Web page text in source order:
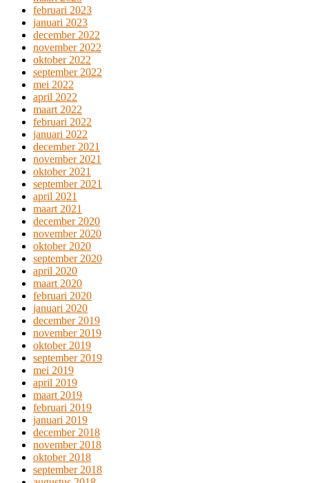
februari 2023
januari 2023
december 2022
november 2022
oktober 2022
september 2022
mei 2022
april 2022
maart 2022
februari 2022
januari 2022
december 2021
november 2021
oktober 2021
september 2021
april 2021
maart 2021
december 2020
november 2020
oktober 2020
september 2020
april 2020
maart 2020
februari 2020
januari 2020
december 2019
november 2019
oktober 2019
september 2019
mei 2019
april 2019
maart 2019
februari 2019
januari 2019
december 2018
november 2018
oktober 2018
september 2018